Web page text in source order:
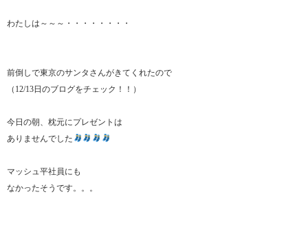
わたしは～～～・・・・・・・・
前倒しで東京のサンタさんがきてくれたので
（12/13日のブログをチェック！！）
今日の朝、枕元にプレゼントは
ありませんでした
マッシュ平社員にも
なかったそうです。。。